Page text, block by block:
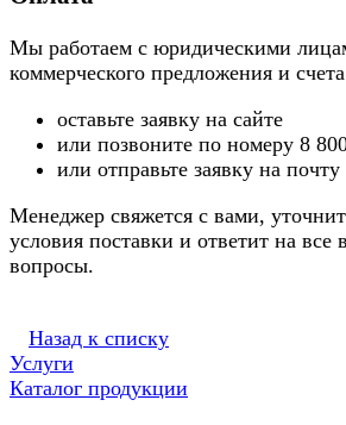
Мы работаем с юридическими
коммерческого предложения и
оставьте заявку на сайте
или позвоните по номеру 8
или отправьте заявку на почту
Менеджер свяжется с вами,
условия поставки и ответит на
вопросы.
Назад к списку
Услуги
Каталог продукции